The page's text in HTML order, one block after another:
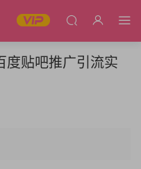
度贴吧推广引流实